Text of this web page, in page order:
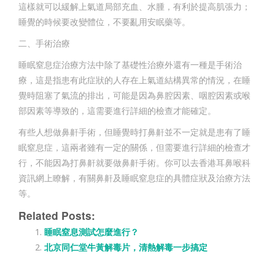
這樣就可以緩解上氣道局部充血、水腫，有利於提高肌張力；
睡覺的時候要改變體位，不要亂用安眠藥等。
二、手術治療
睡眠窒息症治療方法中除了基礎性治療外還有一種是手術治
療，這是指患有此症狀的人存在上氣道結構異常的情況，在睡
覺時阻塞了氣流的排出，可能是因為鼻腔因素、咽腔因素或喉
部因素等導致的，這需要進行詳細的檢查才能確定。
有些人想做鼻鼾手術，但睡覺時打鼻鼾並不一定就是患有了睡
眠窒息症，這兩者雖有一定的關係，但需要進行詳細的檢查才
行，不能因為打鼻鼾就要做鼻鼾手術。你可以去香港耳鼻喉科
資訊網上瞭解，有關鼻鼾及睡眠窒息症的具體症狀及治療方法
等。
Related Posts:
睡眠窒息測試怎麼進行？
北京同仁堂牛黃解毒片，清熱解毒一步搞定